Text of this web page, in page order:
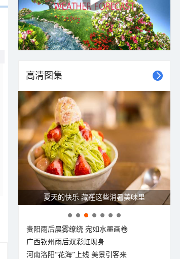
高清图集
夏天的快乐 藏在这些消暑美味里
贵阳雨后晨雾缭绕 宛如水墨画卷
广西钦州雨后双彩虹现身
河南洛阳“花海”上线 美景引客来